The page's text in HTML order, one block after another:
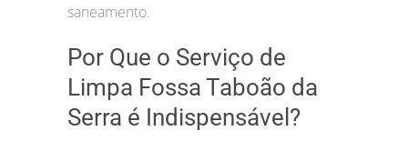
saneamento.
Por Que o Serviço de
Limpa Fossa Taboão da
Serra é Indispensável?